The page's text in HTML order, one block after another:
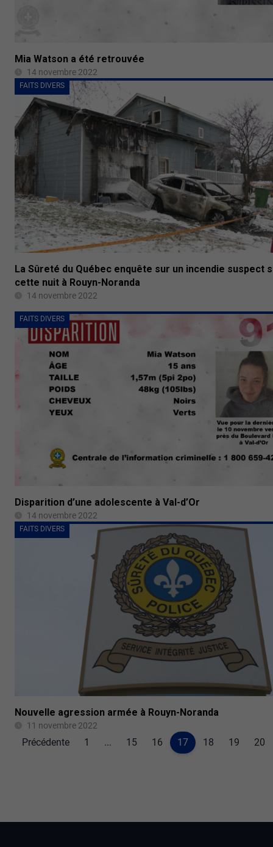
Mia Watson a été retrouvée
14 novembre 2022
FAITS DIVERS
La Sûreté du Québec enquête sur un incendie suspect
cette nuit à Rouyn-Noranda
14 novembre 2022
FAITS DIVERS
Disparition d’une adolescente à Val-d’Or
14 novembre 2022
FAITS DIVERS
Nouvelle agression armée à Rouyn-Noranda
11 novembre 2022
Précédente 1 ... 15 16 17 18 19 20